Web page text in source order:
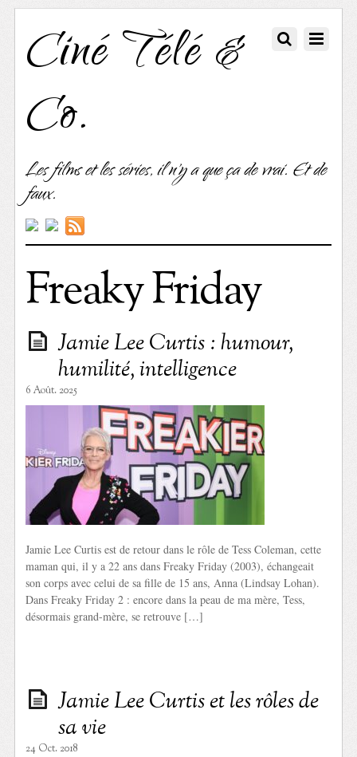
Ciné Télé &
Co.
Les films et les séries, il n'y a que ça de vrai. Et de
faux.
Freaky Friday
Jamie Lee Curtis : humour,
humilité, intelligence
6 Août. 2025
Jamie Lee Curtis est de retour dans le rôle de Tess Coleman, cette
maman qui, il y a 22 ans dans Freaky Friday (2003), échangeait
son corps avec celui de sa fille de 15 ans, Anna (Lindsay Lohan).
Dans Freaky Friday 2 : encore dans la peau de ma mère, Tess,
désormais grand-mère, se retrouve […]
Jamie Lee Curtis et les rôles de
sa vie
24 Oct. 2018